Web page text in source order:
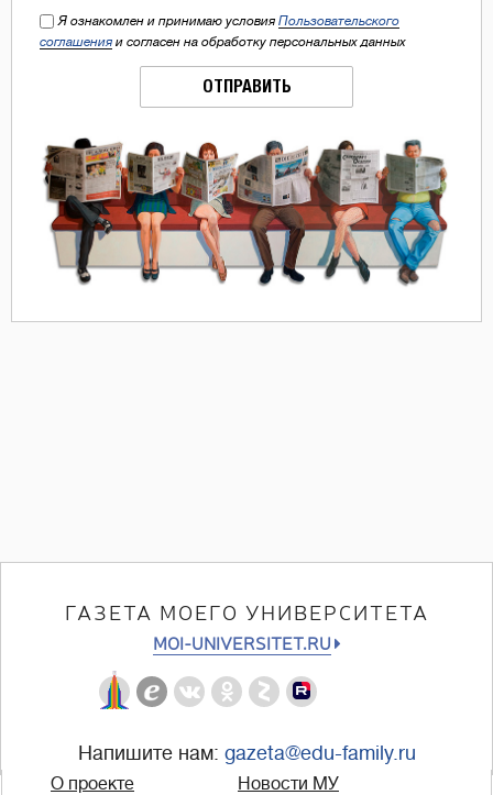
Я ознакомлен и принимаю условия Пользовательского
соглашения и согласен на обработку персональных данных
ОТПРАВИТЬ
ГАЗЕТА МОЕГО УНИВЕРСИТЕТА
MOI-UNIVERSITET.RU
Напишите нам: gazeta@edu-family.ru
О проекте
Новости МУ